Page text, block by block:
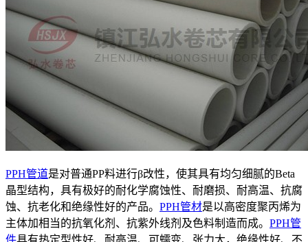
PPH管道是对普通PP料进行β改性，使其具有均匀细腻的Beta
晶型结构，具有极好的耐化学腐蚀性、耐磨损、耐高温、抗腐
蚀、抗老化和绝缘性好的产品。 PPH管材是以高密度聚丙烯为
主体加相当的抗氧化剂、抗紫外线剂及色料制造而成。 PPH管
件具有热定型性好、耐高温、可蠕变、张力大，绝缘性好、不